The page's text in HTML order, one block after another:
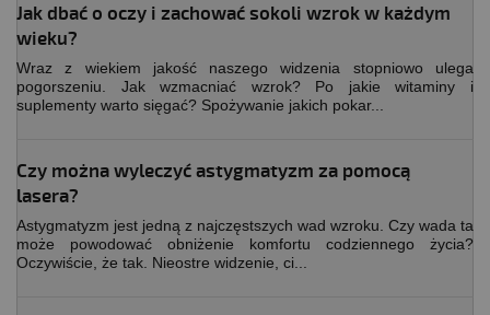
Jak dbać o oczy i zachować sokoli wzrok w każdym
wieku?
Wraz z wiekiem jakość naszego widzenia stopniowo ulega
pogorszeniu. Jak wzmacniać wzrok? Po jakie witaminy i
suplementy warto sięgać? Spożywanie jakich pokar...
Czy można wyleczyć astygmatyzm za pomocą
lasera?
Astygmatyzm jest jedną z najczęstszych wad wzroku. Czy wada ta
może powodować obniżenie komfortu codziennego życia?
Oczywiście, że tak. Nieostre widzenie, ci...